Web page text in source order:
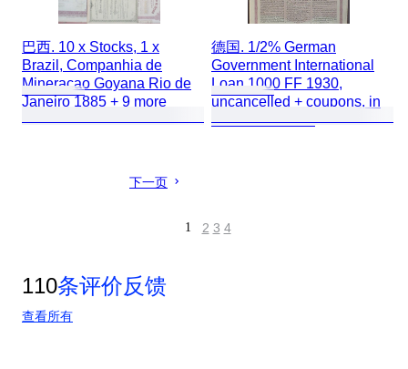
巴西. 10 x Stocks, 1 x
Brazil, Companhia de
Mineracao Goyana Rio de
Janeiro 1885 + 9 more
德国. 1/2% German
Government International
Loan 1000 FF 1930,
uncancelled + coupons, in
default + 6 more
下一页
1 2 3 4
110条评价反馈
查看所有